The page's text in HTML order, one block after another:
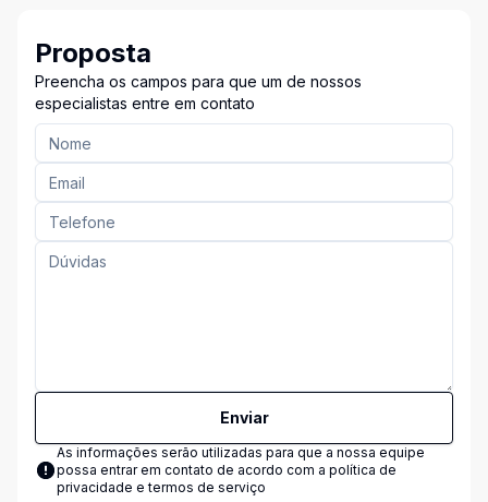
Proposta
Preencha os campos para que um de nossos
especialistas entre em contato
Enviar
As informações serão utilizadas para que a nossa equipe
possa entrar em contato de acordo com a política de
privacidade e termos de serviço